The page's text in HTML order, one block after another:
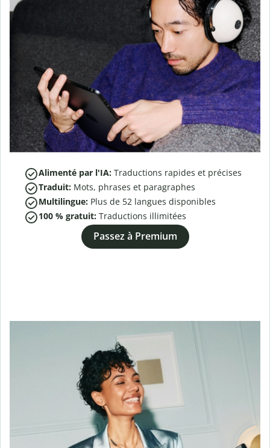
Alimenté par l'IA: Traductions rapides et précises
Traduit: Mots, phrases et paragraphes
Multilingue: Plus de 52 langues disponibles
100 % gratuit: Traductions illimitées
Passez à Premium